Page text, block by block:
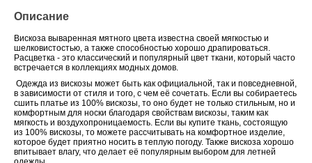
Описание
Вискоза вываренная мятного цвета известна своей мягкостью и
шелковистостью, а также способностью хорошо драпироваться.
Расцветка - это классический и популярный цвет ткани, который часто
встречается в коллекциях модных домов.
Одежда из вискозы может быть как официальной, так и повседневной,
в зависимости от стиля и того, с чем её сочетать. Если вы собираетесь
сшить платье из 100% вискозы, то оно будет не только стильным, но и
комфортным для носки благодаря свойствам вискозы, таким как
мягкость и воздухопроницаемость. Если вы купите ткань, состоящую
из 100% вискозы, то можете рассчитывать на комфортное изделие,
которое будет приятно носить в теплую погоду. Также вискоза хорошо
впитывает влагу, что делает её популярным выбором для летней